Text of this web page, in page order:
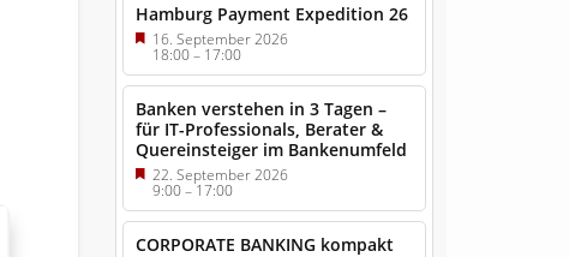
Hamburg Payment Expedition 26
16. September 2026
18:00– 17:00
Banken verstehen in 3 Tagen –
für IT-Professionals, Berater &
Quereinsteiger im Bankenumfeld
22. September 2026
9:00–17:00
CORPORATE BANKING kompakt